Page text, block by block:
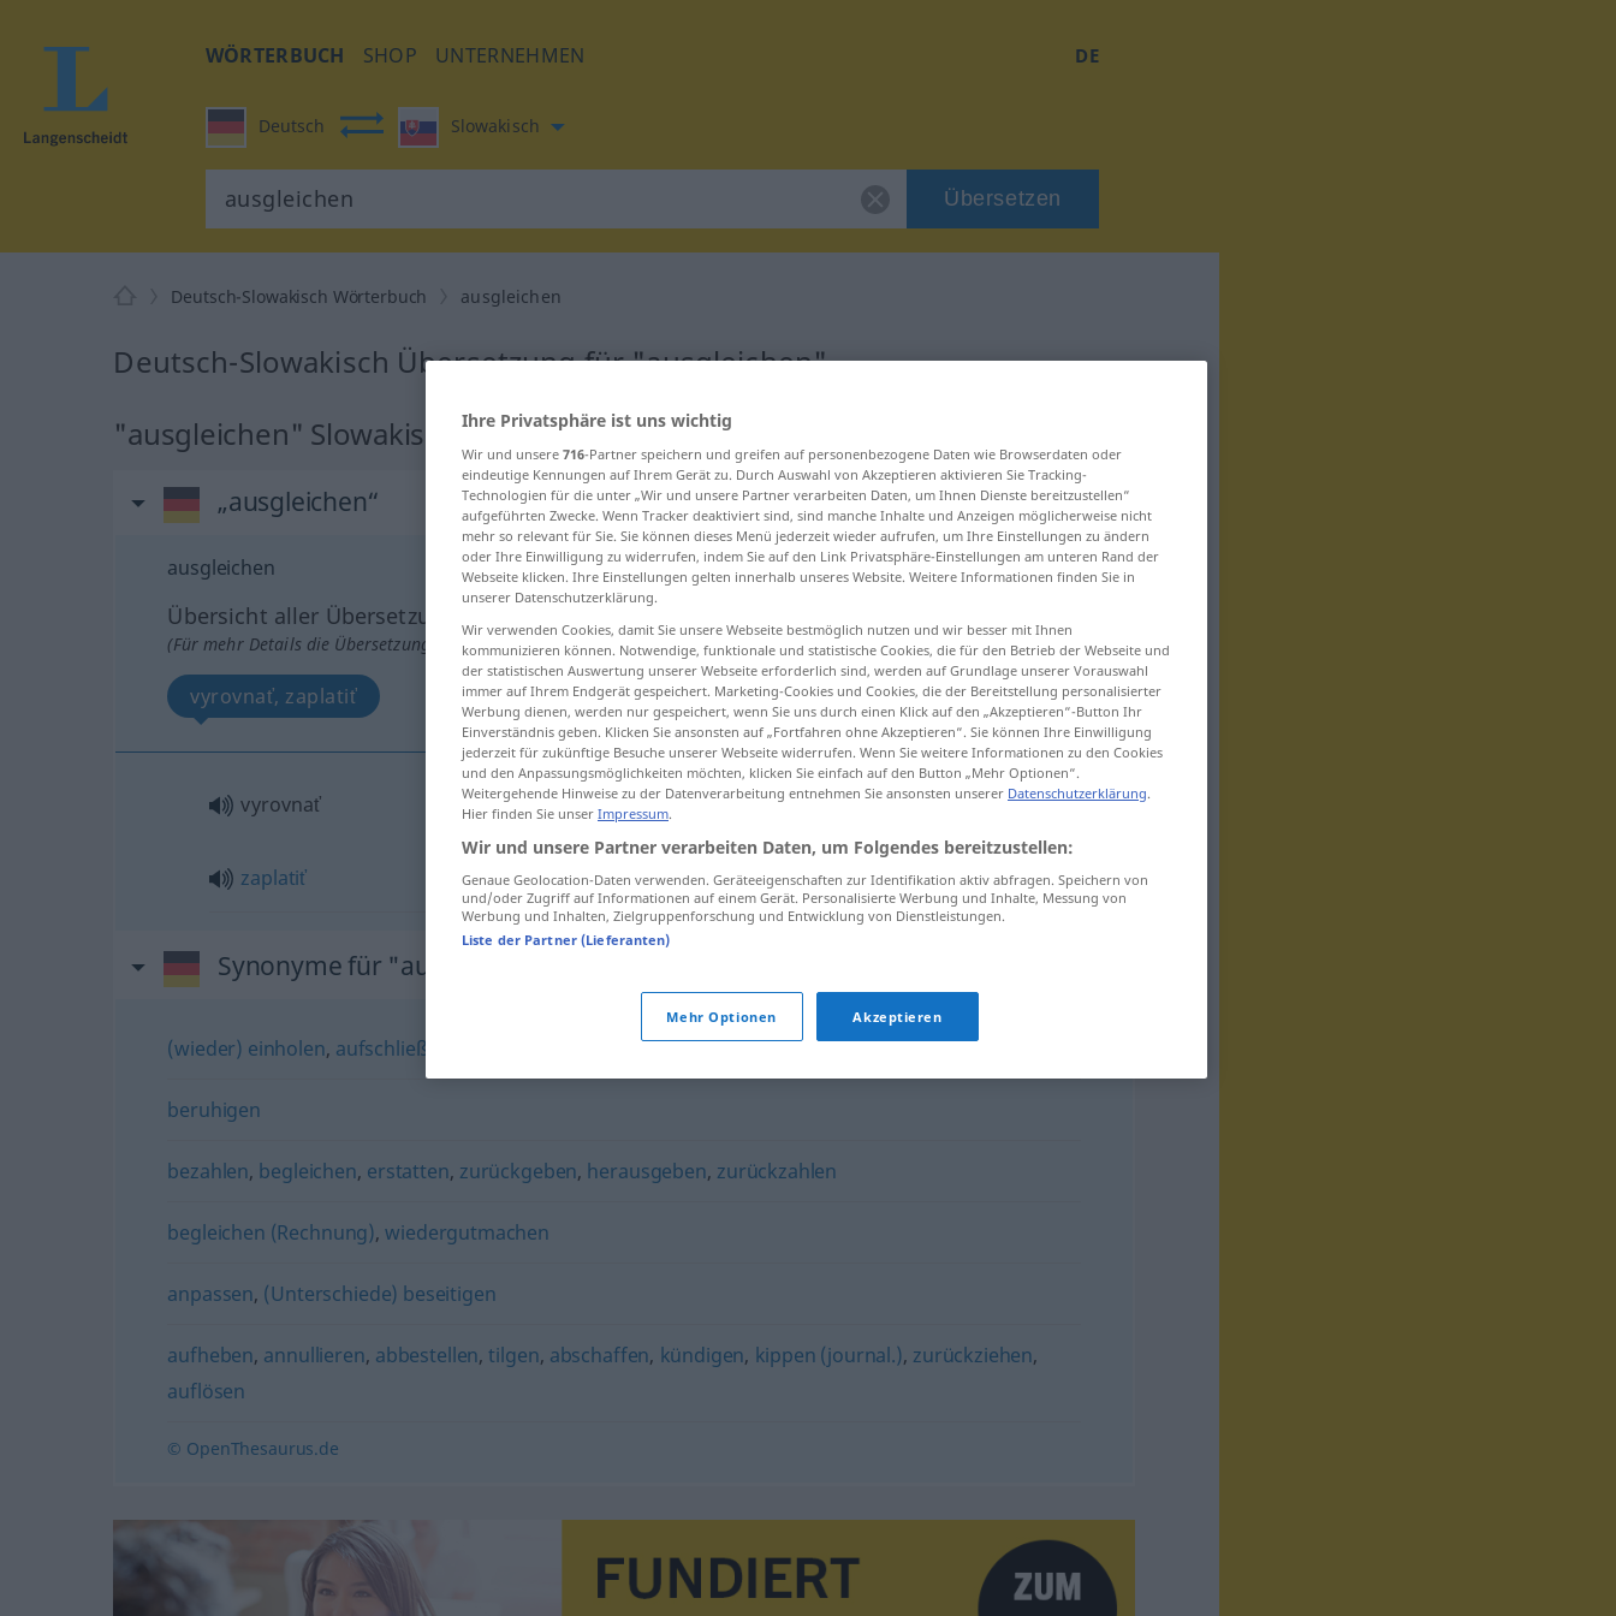
WÖRTERBUCH SHOP UNTERNEHMEN DE
Deutsch Slowakisch
Übersetzen
Deutsch-Slowakisch Wörterbuch ausgleichen
Deutsch-Slowakisch Übersetzung für "ausgleichen"
"ausgleichen" Slowakisch Übersetzung
„ausgleichen“
ausgleichen
Übersicht aller Übersetzungen
(Für mehr Details die Übersetzung anklicken/antippen)
vyrovnať, zaplatiť
vyrovnať ausgleichen
zaplatiť ausgleichen
Synonyme für "ausgleichen"
(wieder) einholen, aufschließen
beruhigen
bezahlen, begleichen, erstatten, zurückgeben, herausgeben, zurückzahlen
begleichen (Rechnung),wiedergutmachen
anpassen, (Unterschiede) beseitigen
aufheben, annullieren, abbestellen,tilgen, abschaffen, kündigen, kippen (journal.), zurückziehen,
auflösen
© OpenThesaurus.de
Ihre Privatsphäre ist uns wichtig
Wir und unsere 716-Partner speichern und greifen auf personenbezogene Daten wie Browserdaten oder
eindeutige Kennungen auf Ihrem Gerät zu. Durch Auswahl von Akzeptieren aktivieren Sie Tracking-
Technologien für die unter „Wir und unsere Partner verarbeiten Daten, um Ihnen Dienste bereitzustellen“
aufgeführten Zwecke. Wenn Tracker deaktiviert sind, sind manche Inhalte und Anzeigen möglicherweise nicht
mehr so relevant für Sie. Sie können dieses Menü jederzeit wieder aufrufen, um Ihre Einstellungen zu ändern
oder Ihre Einwilligung zu widerrufen, indem Sie auf den Link Privatsphäre-Einstellungen am unteren Rand der
Webseite klicken. Ihre Einstellungen gelten innerhalb unseres Website. Weitere Informationen finden Sie in
unserer Datenschutzerklärung.
Wir verwenden Cookies, damit Sie unsere Webseite bestmöglich nutzen und wir besser mit Ihnen
kommunizieren können. Notwendige, funktionale und statistische Cookies, die für den Betrieb der Webseite und
der statistischen Auswertung unserer Webseite erforderlich sind, werden auf Grundlage unserer Vorauswahl
immer auf Ihrem Endgerät gespeichert. Marketing-Cookies und Cookies, die der Bereitstellung personalisierter
Werbung dienen, werden nur gespeichert, wenn Sie uns durch einen Klick auf den „Akzeptieren“-Button Ihr
Einverständnis geben. Klicken Sie ansonsten auf „Fortfahren ohne Akzeptieren“. Sie können Ihre Einwilligung
jederzeit für zukünftige Besuche unserer Webseite widerrufen. Wenn Sie weitere Informationen zu den Cookies
und den Anpassungsmöglichkeiten möchten, klicken Sie einfach auf den Button „Mehr Optionen“.
Weitergehende Hinweise zu der Datenverarbeitung entnehmen Sie ansonsten unserer Datenschutzerklärung.
Hier finden Sie unser Impressum.
Wir und unsere Partner verarbeiten Daten, um Folgendes bereitzustellen:
Genaue Geolocation-Daten verwenden. Geräteeigenschaften zur Identifikation aktiv abfragen. Speichern von
und/oder Zugriff auf Informationen auf einem Gerät. Personalisierte Werbung und Inhalte, Messung von
Werbung und Inhalten, Zielgruppenforschung und Entwicklung von Dienstleistungen.
Liste der Partner (Lieferanten)
Mehr Optionen Akzeptieren